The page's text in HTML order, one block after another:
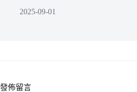
2025-09-01
發佈留言